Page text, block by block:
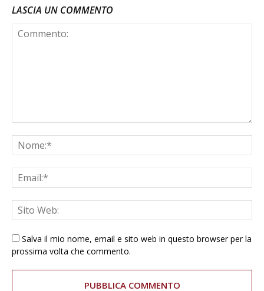
LASCIA UN COMMENTO
Salva il mio nome, email e sito web in questo browser per la
prossima volta che commento.